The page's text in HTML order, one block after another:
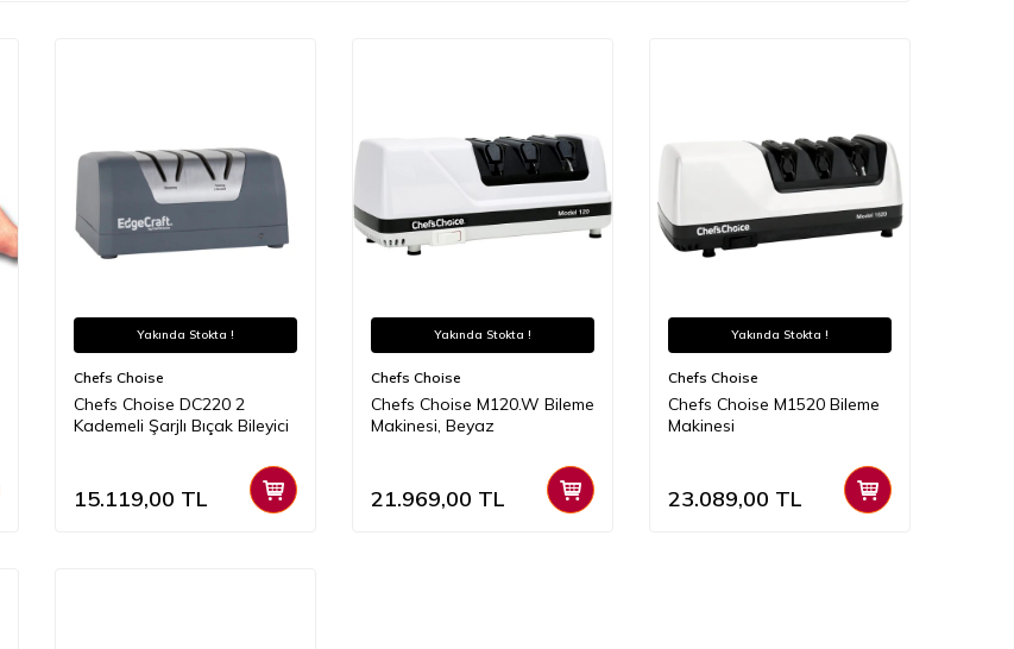
Yakında Stokta !
Chefs Choise
Chefs Choise DC220 2
Kademeli Şarjlı Bıçak Bileyici
15.119,00 TL
Yakında Stokta !
Chefs Choise
Chefs Choise M120.W Bileme
Makinesi, Beyaz
21.969,00 TL
Yakında Stokta !
Chefs Choise
Chefs Choise M1520 Bileme
Makinesi
23.089,00 TL